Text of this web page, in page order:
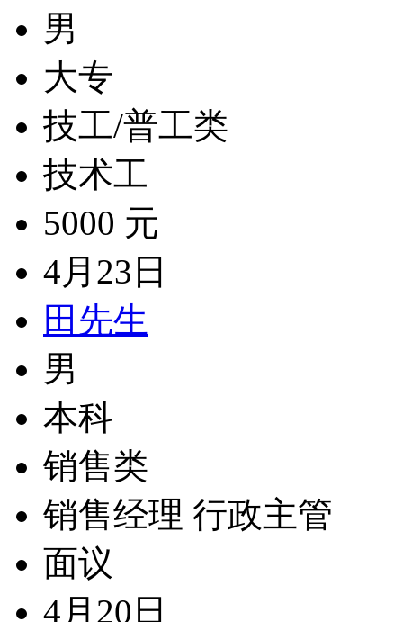
男
大专
技工/普工类
技术工
5000 元
4月23日
田先生
男
本科
销售类
销售经理 行政主管
面议
4月20日